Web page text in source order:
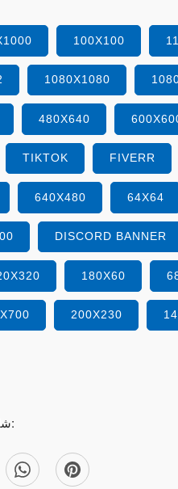
100X100
1080X1080
480X640
TIKTOK FIVERR
640X480 64X64
DISCORD BANNER
180X60
200X230
شارك: